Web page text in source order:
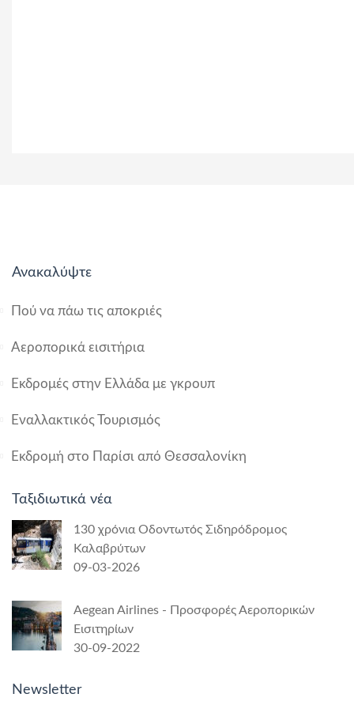
Ανακαλύψτε
Πού να πάω τις αποκριές
Αεροπορικά εισιτήρια
Εκδρομές στην Ελλάδα με γκρουπ
Εναλλακτικός Τουρισμός
Εκδρομή στο Παρίσι από Θεσσαλονίκη
Ταξιδιωτικά νέα
130 χρόνια Οδοντωτός Σιδηρόδρομος
Καλαβρύτων
09-03-2026
Aegean Airlines - Προσφορές Αεροπορικών
Εισιτηρίων
30-09-2022
Newsletter